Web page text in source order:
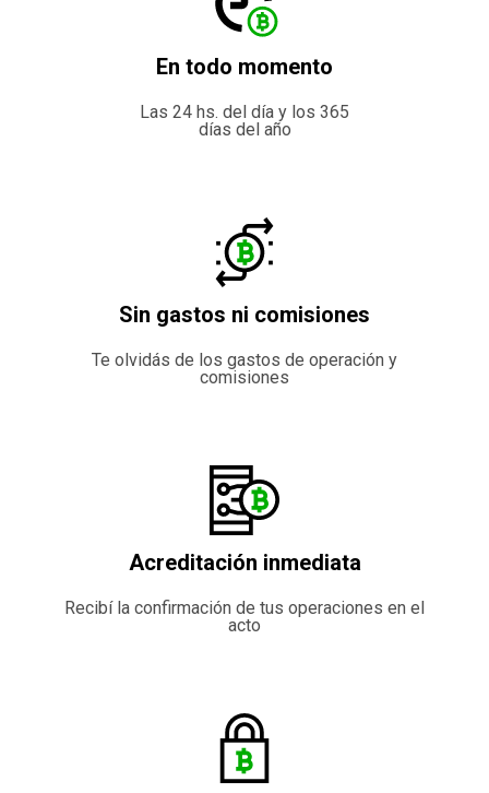
En todo momento
Las 24 hs. del día y los 365
días del año
Sin gastos ni comisiones
Te olvidás de los gastos de operación y
comisiones
Acreditación inmediata
Recibí la confirmación de tus operaciones en el
acto